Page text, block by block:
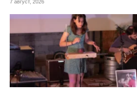
7 август, 2026